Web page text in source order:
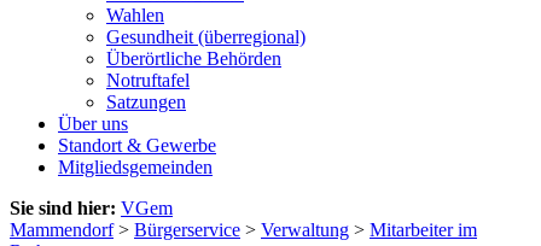
Wahlen
Gesundheit (überregional)
Überörtliche Behörden
Notruftafel
Satzungen
Über uns
Standort & Gewerbe
Mitgliedsgemeinden
Sie sind hier: VGem
Mammendorf> Bürgerservice > Verwaltung > Mitarbeiter im